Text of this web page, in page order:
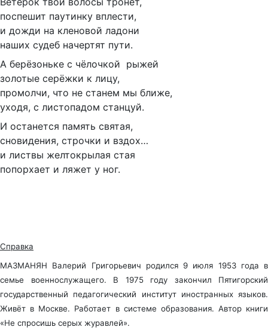
поспешит паутинку вплести,
и дожди на кленовой ладони
наших судеб начертят пути.
А берёзоньке с чёлочкой рыжей
золотые серёжки к лицу,
промолчи, что не станем мы ближе,
уходя, с листопадом станцуй.
И останется память святая,
сновидения, строчки и вздох…
и листвы желтокрылая стая
попорхает и ляжет у ног.
Справка
МАЗМАНЯН Валерий Григорьевич родился 9 июля 1953 года в
семье военнослужащего. В 1975 году закончил Пятигорский
государственный педагогический институт иностранных языков.
Живёт в Москве. Работает в системе образования. Автор книги
«Не спросишь серых журавлей».